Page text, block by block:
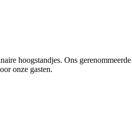
hoogstandjes. Ons
onze gasten.